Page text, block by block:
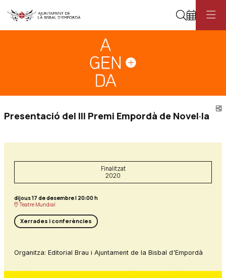
Cerca
Presentació del III Premi Empordà de Novel·la
Finalitzat
2020
dijous 17 de desembre| 20:00 h
Teatre Mundial
Xerrades i conferències
Organitza: Editorial Brau i Ajuntament de la Bisbal d'Empordà